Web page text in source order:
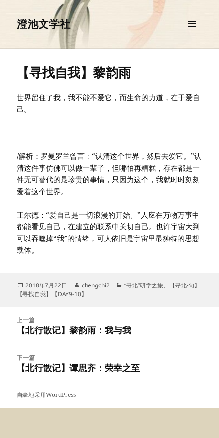
澄池文学社
挂件
【寻找自我】黎韵雨
世界留住了我，我不能不爱它，而生命的力道，在于爱自
己。
/解析：罗曼罗兰曾言：“认清这个世界，然后去爱它。”认
清这件事仿佛可以做一辈子，但哪怕再糟糕，存在都是一
件无可替代的最珍贵的事情，只因为这个，我就时时刻刻
爱着这个世界。
王尔德：“爱自己是一切浪漫的开始。”人应在万物万事中
都能看见自己，在建立的联系中关切自己。也许宇宙大到
可以吞噬掉“我”的情绪，可人依旧是宇宙里最独特的思想
载体。
发
布
2018年7月22日
作
者
chengchi2
分
“寻北”研学之旅、
【寻北∙句】
【寻找自我】【DAY9-10】
航
上一篇
上
文
章：
【北行散记】黎韵雨：我与我
下一篇
下
文
【北行散记】谭思齐：荣幸之至
自豪地采用WordPress